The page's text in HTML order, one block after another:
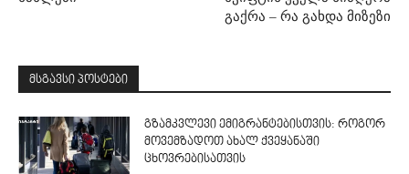
გაქრა – რა გახდა მიზეზი
მსგავსი პოსტები
გზამკვლევი ემიგრანტებისთვის: როგორ
მოვემზადოთ ახალ ქვეყანაში
ცხოვრებისათვის